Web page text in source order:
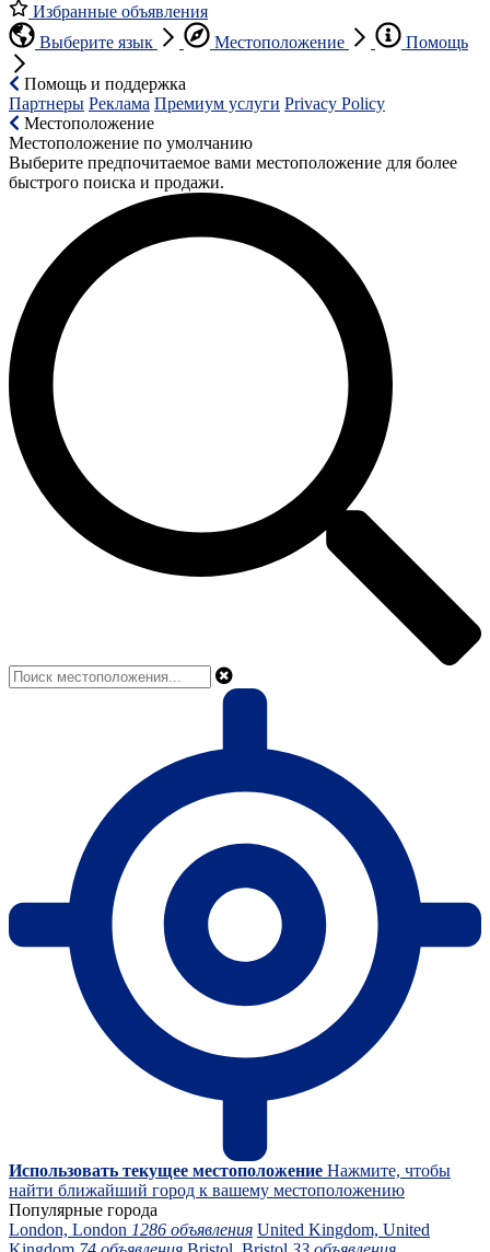
Избранные объявления
Выберите язык
Местоположение Помощь
Помощь и поддержка
Партнеры Реклама Премиум услуги Privacy Policy
Местоположение
Местоположение по умолчанию
Выберите предпочитаемое вами местоположение для более
быстрого поиска и продажи.
Использовать текущее местоположение Нажмите, чтобы
найти ближайший город к вашему местоположению
Популярные города
London, London 1286 объявления United Kingdom, United